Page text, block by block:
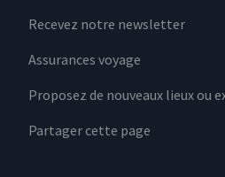
Recevez notre newsletter
Assurances voyage
Proposez de nouveaux lieux ou
Partager cette page